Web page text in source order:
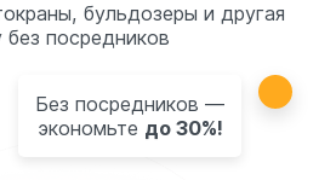
бульдозеры и другая
без посредников
Без посредников —
экономьте до 30%!